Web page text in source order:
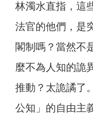
林濁水直指，這
法官的他們，是
閣制嗎？當然不
麼不為人知的詭
推動？太詭譎了
公知」的自由主